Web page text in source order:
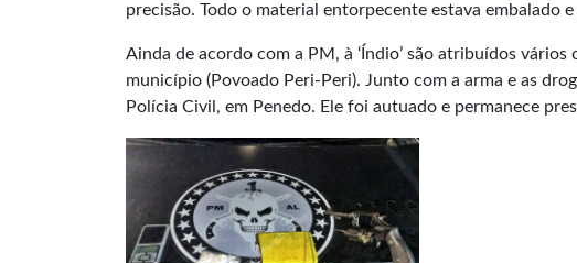
precisão. Todo o material entorpecente estava embalado
Ainda de acordo com a PM, à ‘Índio’ são atribuídos
município (Povoado Peri-Peri). Junto com a arma e as
Polícia Civil, em Penedo. Ele foi autuado e permanece